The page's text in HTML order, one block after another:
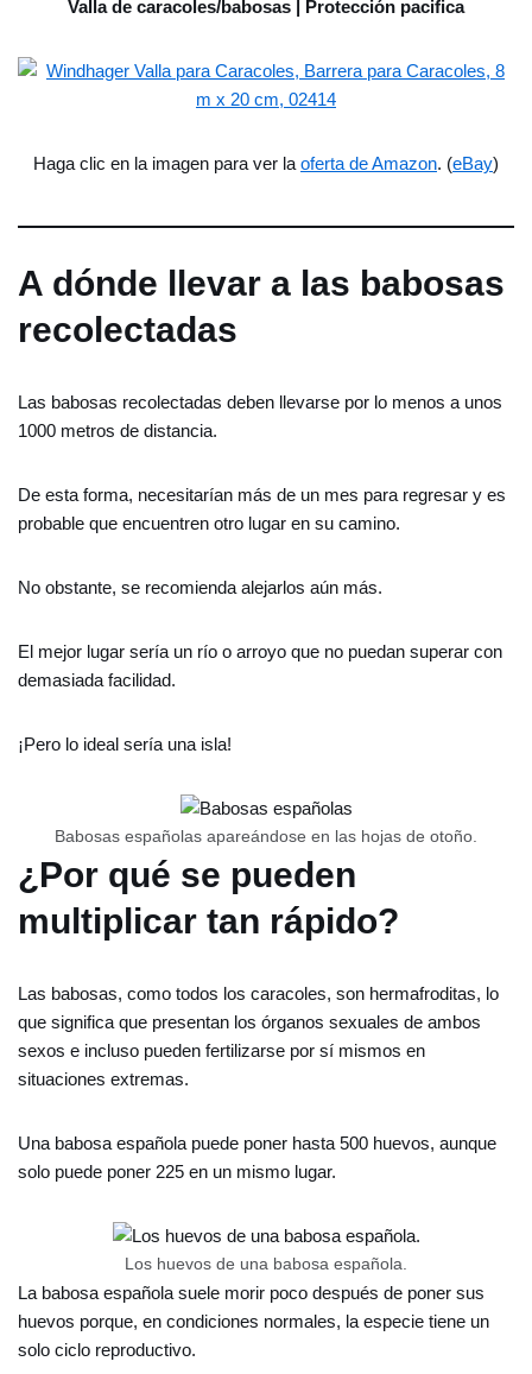
Valla de caracoles/babosas | Protección pacifica
Haga clic en la imagen para ver la oferta de Amazon. (eBay)
A dónde llevar a las babosas
recolectadas
Las babosas recolectadas deben llevarse por lo menos a unos
1000 metros de distancia.
De esta forma, necesitarían más de un mes para regresar y es
probable que encuentren otro lugar en su camino.
No obstante, se recomienda alejarlos aún más.
El mejor lugar sería un río o arroyo que no puedan superar con
demasiada facilidad.
¡Pero lo ideal sería una isla!
Babosas españolas apareándose en las hojas de otoño.
¿Por qué se pueden
multiplicar tan rápido?
Las babosas, como todos los caracoles, son hermafroditas, lo
que significa que presentan los órganos sexuales de ambos
sexos e incluso pueden fertilizarse por sí mismos en
situaciones extremas.
Una babosa española puede poner hasta 500 huevos, aunque
solo puede poner 225 en un mismo lugar.
Los huevos de una babosa española.
La babosa española suele morir poco después de poner sus
huevos porque, en condiciones normales, la especie tiene un
solo ciclo reproductivo.